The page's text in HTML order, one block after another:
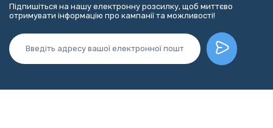
Підпишіться на нашу електронну розсилку, щоб миттєво
отримувати інформацію про кампанії та можливості!